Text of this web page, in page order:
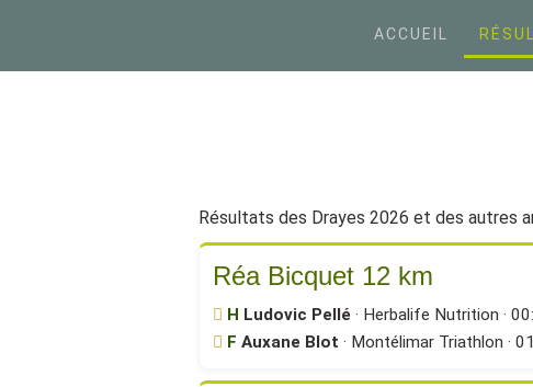
ACCUEIL
Résultats des Drayes 2026 et des autres
Réa Bicquet 12 km
H Ludovic Pellé · Herbalife Nutrition ·
F Auxane Blot · Montélimar Triathlon ·